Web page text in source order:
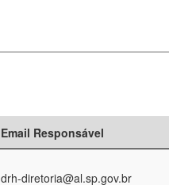
Email Responsável
drh-diretoria@al.sp.gov.br